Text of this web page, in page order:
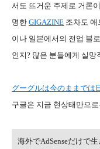
서도 뜨거운 주제로 거론
명한 GIGAZINE 조차도
이나 일본에서의 전업 블
인지? 많은 분들에게 실망
グーグルは今のままでは
구글은 지금 현상태만으
海外でAdSenseだけで